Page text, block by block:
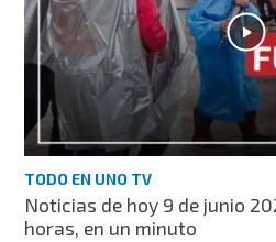
TODO EN UNO TV
Noticias de hoy 9 de junio
horas, en un minuto